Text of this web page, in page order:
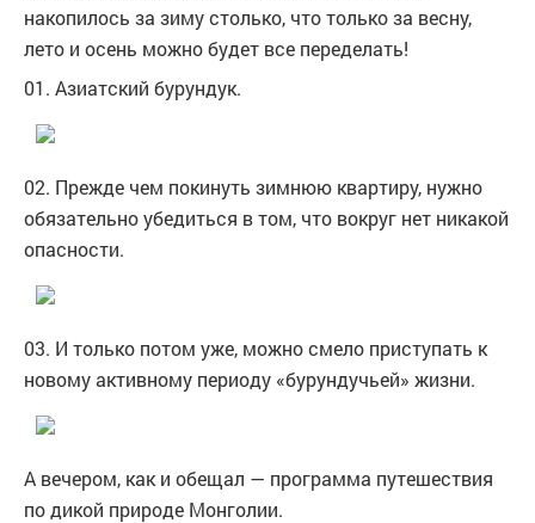
накопилось за зиму столько, что только за весну,
лето и осень можно будет все переделать!
01. Азиатский бурундук.
02. Прежде чем покинуть зимнюю квартиру, нужно
обязательно убедиться в том, что вокруг нет никакой
опасности.
03. И только потом уже, можно смело приступать к
новому активному периоду «бурундучьей» жизни.
А вечером, как и обещал — программа путешествия
по дикой природе Монголии.